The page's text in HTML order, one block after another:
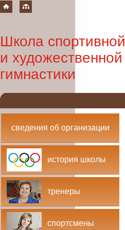
Школа спортивной
и художественной
гимнастики
сведения об организации
история школы
тренеры
спортсмены